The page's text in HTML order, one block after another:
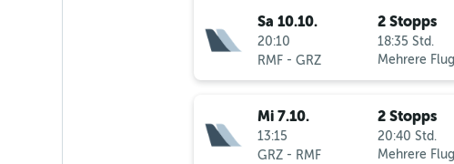
Sa 10.10.
20:10
RMF- GRZ
2 Stopps
18:35 Std.
Mehrere
Mi 7.10.
13:15
GRZ- RMF
2 Stopps
20:40 Std.
Mehrere